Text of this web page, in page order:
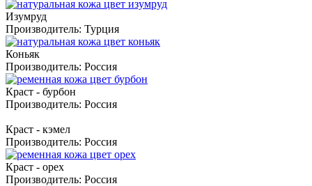
Изумруд
Производитель: Турция
Коньяк
Производитель: Россия
Краст - бурбон
Производитель: Россия
Краст - кэмел
Производитель: Россия
Краст - орех
Производитель: Россия